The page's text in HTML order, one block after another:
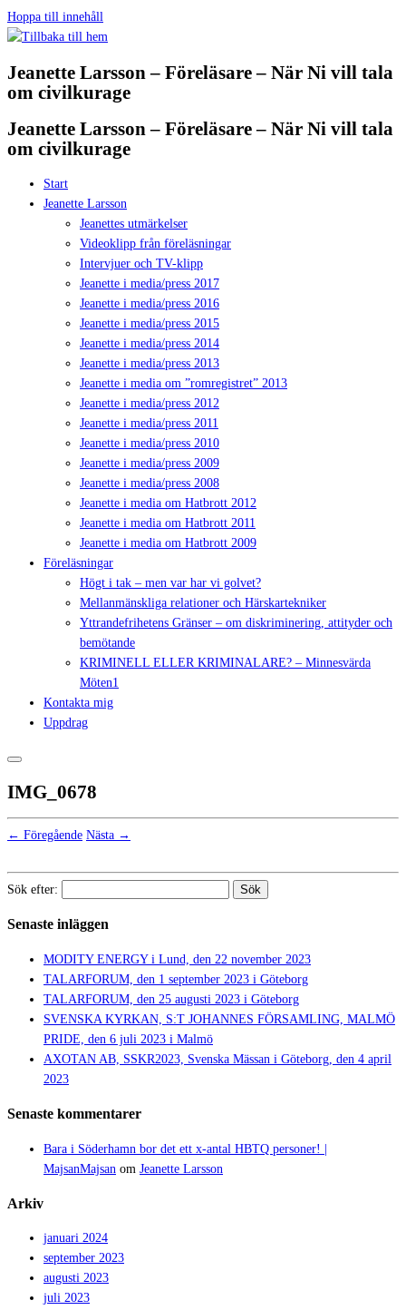
Hoppa till innehåll
Jeanette Larsson – Föreläsare – När Ni vill tala
om civilkurage
Jeanette Larsson – Föreläsare – När Ni vill tala
om civilkurage
Start
Jeanette Larsson
Jeanettes utmärkelser
Videoklipp från föreläsningar
Intervjuer och TV-klipp
Jeanette i media/press 2017
Jeanette i media/press 2016
Jeanette i media/press 2015
Jeanette i media/press 2014
Jeanette i media/press 2013
Jeanette i media om ”romregistret” 2013
Jeanette i media/press 2012
Jeanette i media/press 2011
Jeanette i media/press 2010
Jeanette i media/press 2009
Jeanette i media/press 2008
Jeanette i media om Hatbrott 2012
Jeanette i media om Hatbrott 2011
Jeanette i media om Hatbrott 2009
Föreläsningar
Högt i tak – men var har vi golvet?
Mellanmänskliga relationer och Härskartekniker
Yttrandefrihetens Gränser – om diskriminering, attityder och
bemötande
KRIMINELL ELLER KRIMINALARE? – Minnesvärda
Möten1
Kontakta mig
Uppdrag
IMG_0678
← Föregående Nästa →
Sök efter:
Senaste inläggen
MODITY ENERGY i Lund, den 22 november 2023
TALARFORUM, den 1 september 2023 i Göteborg
TALARFORUM, den 25 augusti 2023 i Göteborg
SVENSKA KYRKAN, S:T JOHANNES FÖRSAMLING, MALMÖ
PRIDE, den 6 juli 2023 i Malmö
AXOTAN AB, SSKR2023, Svenska Mässan i Göteborg, den 4 april
2023
Senaste kommentarer
Bara i Söderhamn bor det ett x-antal HBTQ personer! |
MajsanMajsan om Jeanette Larsson
Arkiv
januari 2024
september 2023
augusti 2023
juli 2023